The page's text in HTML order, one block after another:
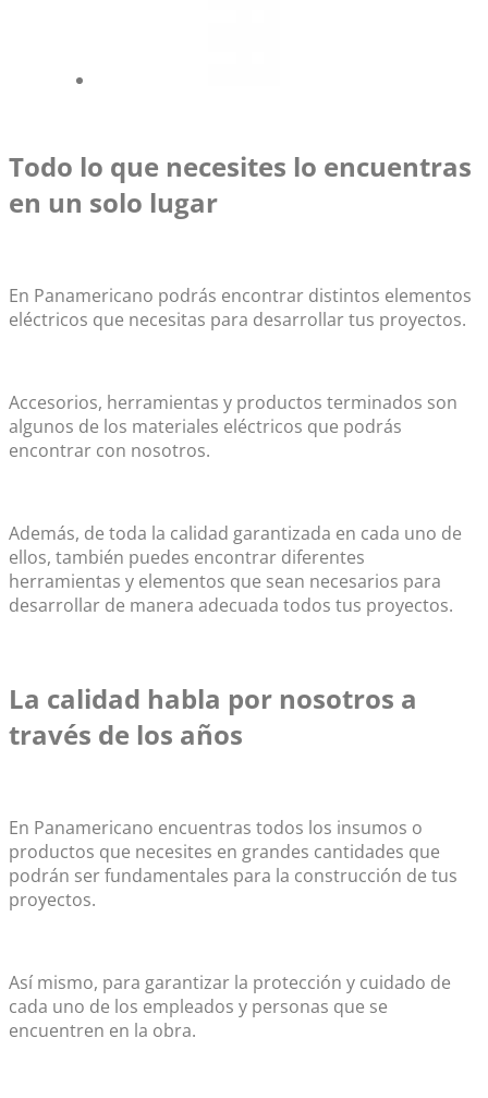
Todo lo que necesites lo encuentras
en un solo lugar
En Panamericano podrás encontrar distintos elementos
eléctricos que necesitas para desarrollar tus proyectos.
Accesorios, herramientas y productos terminados son
algunos de los materiales eléctricos que podrás
encontrar con nosotros.
Además, de toda la calidad garantizada en cada uno de
ellos, también puedes encontrar diferentes
herramientas y elementos que sean necesarios para
desarrollar de manera adecuada todos tus proyectos.
La calidad habla por nosotros a
través de los años
En Panamericano encuentras todos los insumos o
productos que necesites en grandes cantidades que
podrán ser fundamentales para la construcción de tus
proyectos.
Así mismo, para garantizar la protección y cuidado de
cada uno de los empleados y personas que se
encuentren en la obra.